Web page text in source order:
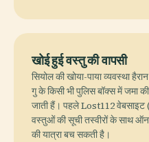
खोई हुई वस्तु की वापसी
सियोल की खोया-पाया व्यवस्था
गु के किसी भी पुलिस बॉक्स में जमा
जाती हैं। पहले Lost112
वस्तुओं की सूची तस्वीरों के साथ
की यात्रा बच सकती है।